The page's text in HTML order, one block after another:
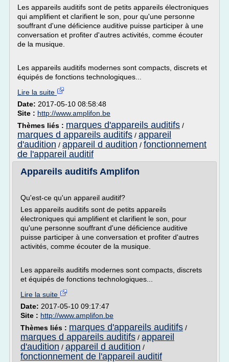
Les appareils auditifs sont de petits appareils électroniques
qui amplifient et clarifient le son, pour qu'une personne
souffrant d'une déficience auditive puisse participer à une
conversation et profiter d'autres activités, comme écouter
de la musique.
Les appareils auditifs modernes sont compacts, discrets et
équipés de fonctions technologiques...
Lire la suite
Date: 2017-05-10 08:58:48
Site : http://www.amplifon.be
Thèmes liés : marques d'appareils auditifs /
marques d appareils auditifs / appareil
d'audition / appareil d audition / fonctionnement
de l'appareil auditif
Appareils auditifs Amplifon
Qu'est-ce qu'un appareil auditif?
Les appareils auditifs sont de petits appareils
électroniques qui amplifient et clarifient le son, pour
qu'une personne souffrant d'une déficience auditive
puisse participer à une conversation et profiter d'autres
activités, comme écouter de la musique.
Les appareils auditifs modernes sont compacts, discrets
et équipés de fonctions technologiques...
Lire la suite
Date: 2017-05-10 09:17:47
Site : http://www.amplifon.be
Thèmes liés : marques d'appareils auditifs /
marques d appareils auditifs / appareil
d'audition / appareil d audition /
fonctionnement de l'appareil auditif